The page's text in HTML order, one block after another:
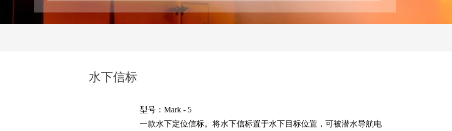
水下信标
型号：Mark - 5
一款水下定位信标。将水下信标置于水下目标位置，可被潜水导航电